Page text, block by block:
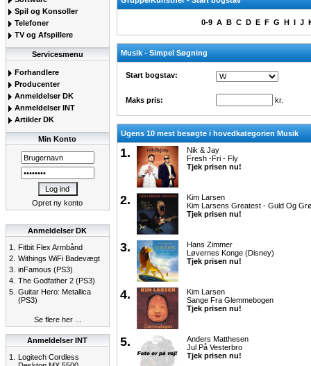
Spil og Konsoller
Telefoner
TV og Afspillere
Servicesmenu
Forhandlere
Producenter
Anmeldelser DK
Anmeldelser INT
Artikler DK
Min Konto
Opret ny konto
Anmeldelser DK
1.
Fitbit Flex Armbånd
2. Withings WiFi Badevægt
3. inFamous (PS3)
4. The Godfather 2 (PS3)
5. Guitar Hero: Metallica
(PS3)
Se flere her ...
Anmeldelser INT
1.
Logitech Cordless
0-9 A B C D E F G H I J
Musik - Simpel Søgning
Start bogstav:
Maks pris: kr.
Ugens 10 mest besøgte i hovedkategorien Musik
1.
Nik & Jay
Fresh -Fri - Fly
Tjek prisen nu!
2.
Kim Larsen
Kim Larsens Greatest - Guld Og
Tjek prisen nu!
3.
Hans Zimmer
Løvernes Konge (Disney)
Tjek prisen nu!
4.
Kim Larsen
Sange Fra Glemmebogen
Tjek prisen nu!
5.
Anders Matthesen
Jul På Vesterbro
Tjek prisen nu!